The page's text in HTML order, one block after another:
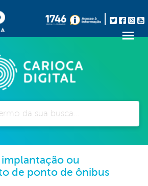
ou
de ponto de ônibus